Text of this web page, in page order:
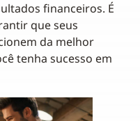
financeiros. É
que seus
da melhor
tenha sucesso em